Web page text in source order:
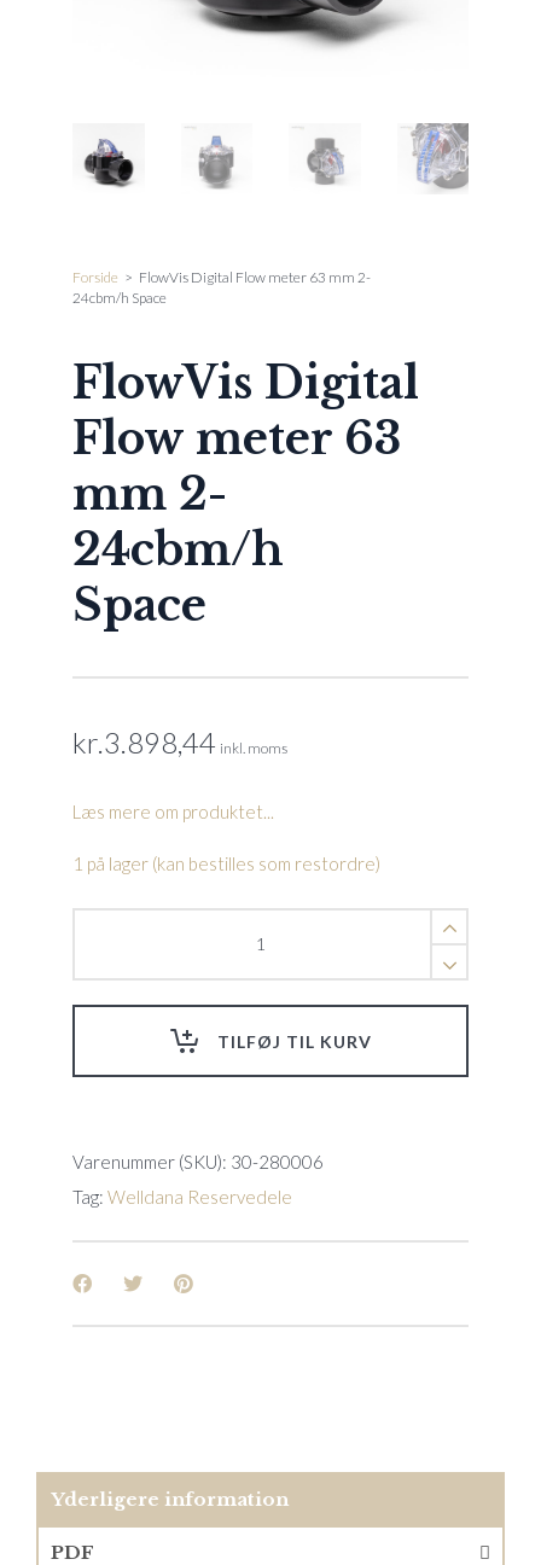
Forside > FlowVis Digital Flow meter 63 mm 2-
24cbm/h Space
FlowVis Digital
Flow meter 63
mm 2-
24cbm/h
Space
kr. 3.898,44 inkl. moms
Læs mere om produktet...
1 på lager (kan bestilles som restordre)
2-
TILFØJ TIL KURV
Varenummer (SKU): 30-280006
Tag: Welldana Reservedele
Yderligere information
PDF